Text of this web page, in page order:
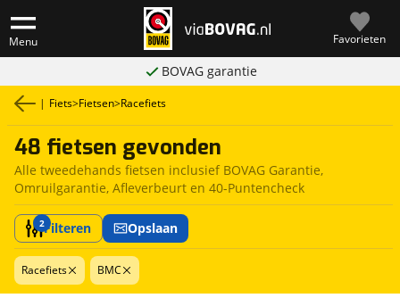
Menu Favorieten
BOVAG garantie
| Fiets>Fietsen>Racefiets
48 fietsen gevonden
Alle tweedehands fietsen inclusief BOVAG Garantie,
Omruilgarantie, Afleverbeurt en 40-Puntencheck
2Filteren Opslaan
Racefiets BMC